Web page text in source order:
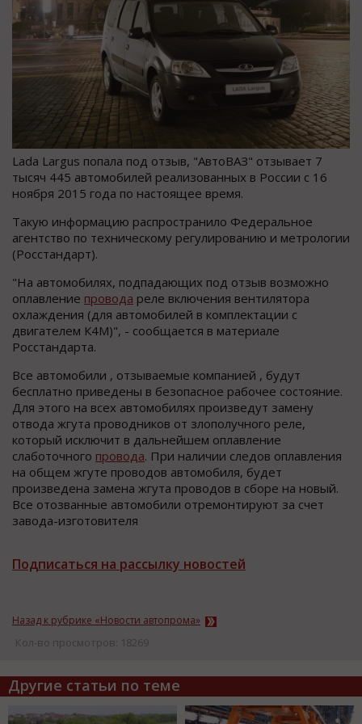
Lada Largus попала под отзыв, "АвтоВАЗ" отзывает 7
тысяч 445 автомобилей реализованных в России с 16
ноября 2015 года по настоящее время.
Такую информацию распространило Федеральное
агентство по техническому регулированию и метрологии
(Росстандарт).
"На автомобилях, подпадающих под отзыв возможно
оплавление провода реле включения вентилятора
охлаждения (для автомобилей в комплектации с
двигателем К4М)", - сообщается в материале
Росстандарта.
Все автомобили , отзываемые компанией , будут
бесплатно приведены в безопасное рабочее состояние.
Для этого на всех автомобилях произведут замену
отвода жгута проводников от злополучного реле,
который исключит в дальнейшем оплавление
слаботочного провода. При наличии следов оплавления
на общем жгуте проводов автомобиля, будет
произведена замена жгута проводов в сборе на новый.
Все отозванные автомобили отремонтируют за счет
завода-изготовителя
Подписаться на рассылку новостей
Назад к рубрике «Новости автопрома»
Кол-во просмотров: 18269
Другие статьи по теме